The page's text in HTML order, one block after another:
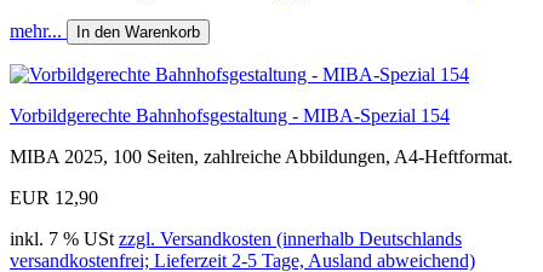
mehr... In den Warenkorb
Vorbildgerechte Bahnhofsgestaltung - MIBA-Spezial 154
MIBA 2025, 100 Seiten, zahlreiche Abbildungen, A4-Heftformat.
EUR 12,90
inkl. 7 % USt zzgl. Versandkosten (innerhalb Deutschlands
versandkostenfrei; Lieferzeit 2-5 Tage, Ausland abweichend)